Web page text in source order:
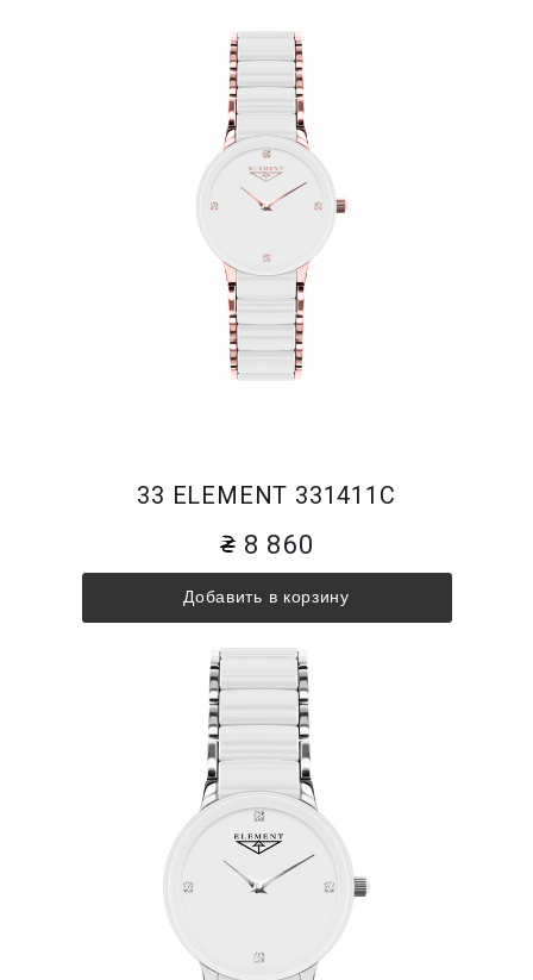
33 ELEMENT 331411C
8 860
Добавить в корзину